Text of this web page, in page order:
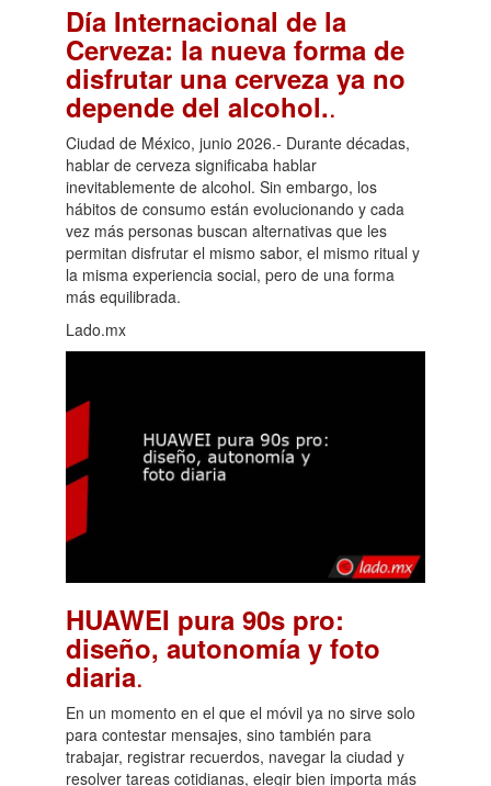
Día Internacional de la
Cerveza: la nueva forma de
disfrutar una cerveza ya no
depende del alcohol..
Ciudad de México, junio 2026.- Durante décadas,
hablar de cerveza significaba hablar
inevitablemente de alcohol. Sin embargo, los
hábitos de consumo están evolucionando y cada
vez más personas buscan alternativas que les
permitan disfrutar el mismo sabor, el mismo ritual y
la misma experiencia social, pero de una forma
más equilibrada.
Lado.mx
HUAWEI pura 90s pro:
diseño, autonomía y foto
diaria.
En un momento en el que el móvil ya no sirve solo
para contestar mensajes, sino también para
trabajar, registrar recuerdos, navegar la ciudad y
resolver tareas cotidianas, elegir bien importa más